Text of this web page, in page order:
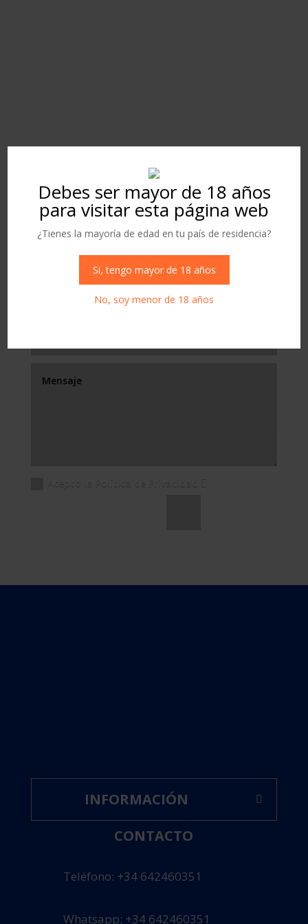
Debes ser mayor de 18 años
para visitar esta página web
¿Tienes la mayoría de edad en tu país de residencia?
Si, tengo mayor de 18 años
No, soy menor de 18 años
FORMULARIO DE
CONTACTO
Acepto la Política de Privacidad
INFORMACIÓN
CONTACTO
Teléfono: +34 642460351
Whatsapp: +34 642460351